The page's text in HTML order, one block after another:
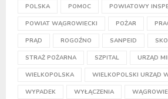
POLSKA POMOC POWIATOWY
POWIAT WĄGROWIECKI POŻAR
PRĄD ROGOŹNO SANPEID
STRAŻ POŻARNA SZPITAL URZĄD
WIELKOPOLSKA WIELKOPOLSKI URZĄD
WYPADEK WYŁĄCZENIA